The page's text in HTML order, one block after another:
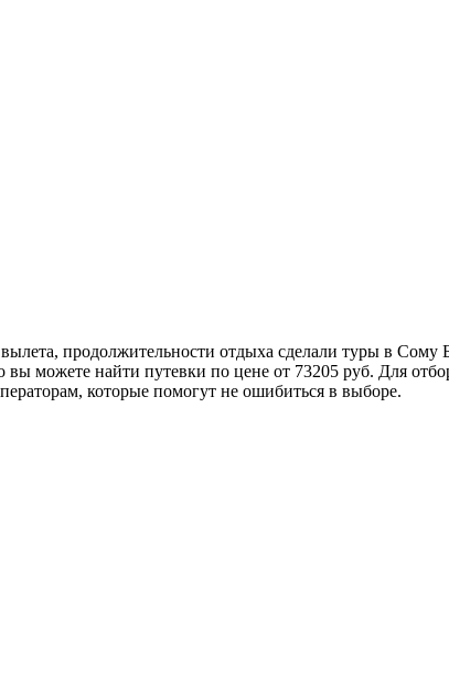
продолжительности отдыха сделали туры в
вы можете найти путевки по цене от 73205 руб. Для
которые помогут не ошибиться в выборе.